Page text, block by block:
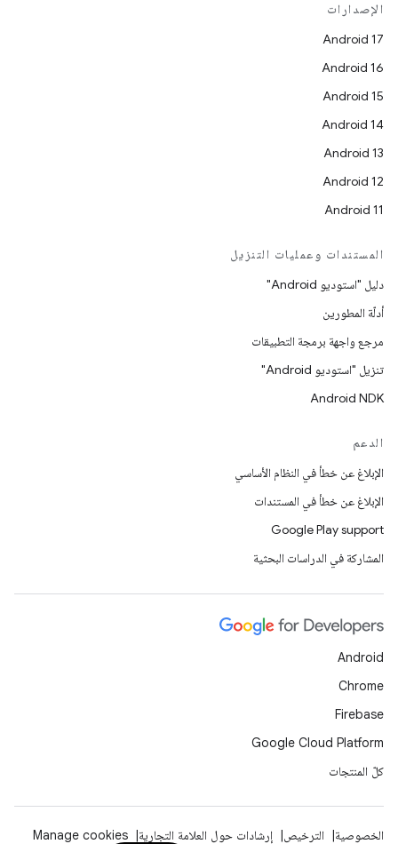
الإصدارات
Android 17
Android 16
Android 15
Android 14
Android 13
Android 12
Android 11
المستندات وعمليات التنزيل
دليل "استوديو Android"
أدلّة المطورين
مرجع واجهة برمجة التطبيقات
تنزيل "استوديو Android"
Android NDK
الدعم
الإبلاغ عن خطأ في النظام الأساسي
الإبلاغ عن خطأ في المستندات
Google Play support
المشاركة في الدراسات البحثية
Android
Chrome
Firebase
Google Cloud Platform
كلّ المنتجات
الخصوصية الترخيص إرشادات حول العلامة التجارية Manage cookies